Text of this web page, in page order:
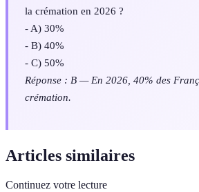
la crémation en 2026 ?
- A) 30%
- B) 40%
- C) 50%
Réponse : B — En 2026, 40% des
crémation.
Articles similaires
Continuez votre lecture